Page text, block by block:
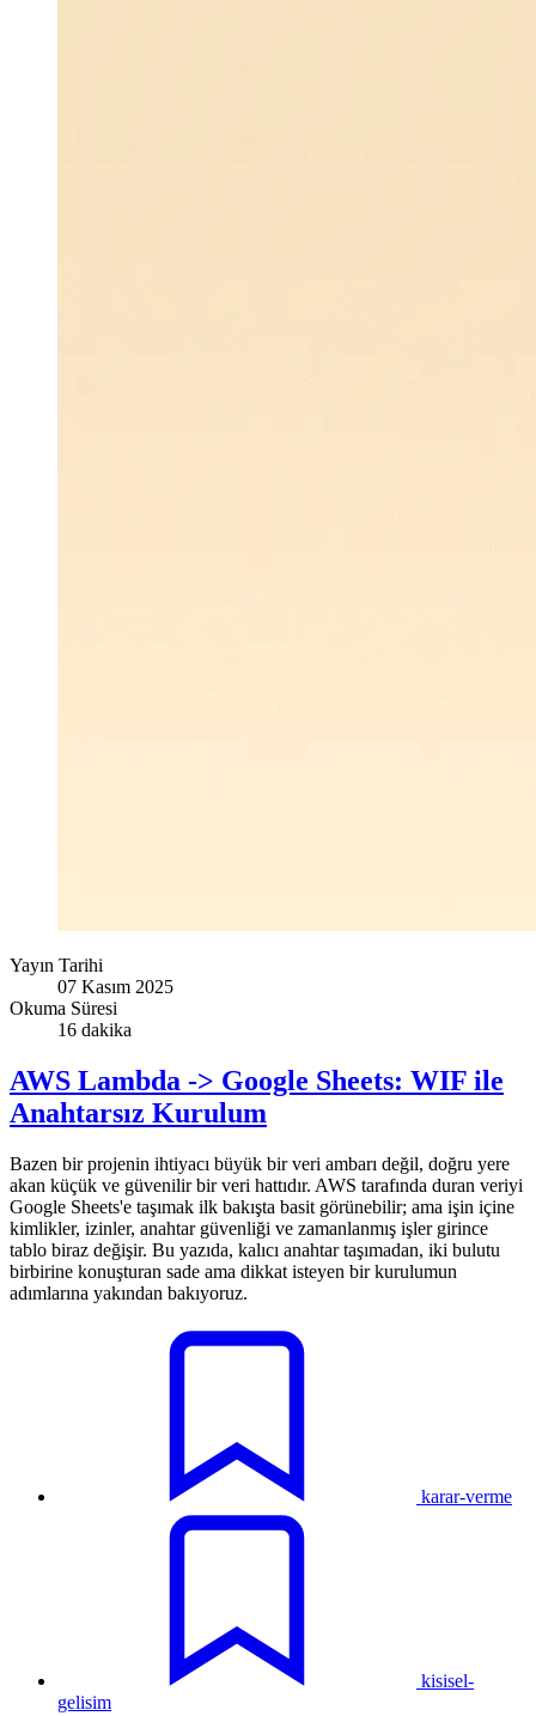
Yayın Tarihi
07 Kasım 2025
Okuma Süresi
16 dakika
AWS Lambda -> Google Sheets: WIF ile
Anahtarsız Kurulum
Bazen bir projenin ihtiyacı büyük bir veri ambarı değil, doğru yere
akan küçük ve güvenilir bir veri hattıdır. AWS tarafında duran veriyi
Google Sheets'e taşımak ilk bakışta basit görünebilir; ama işin içine
kimlikler, izinler, anahtar güvenliği ve zamanlanmış işler girince
tablo biraz değişir. Bu yazıda, kalıcı anahtar taşımadan, iki bulutu
birbirine konuşturan sade ama dikkat isteyen bir kurulumun
adımlarına yakından bakıyoruz.
karar-verme
kisisel-
gelisim